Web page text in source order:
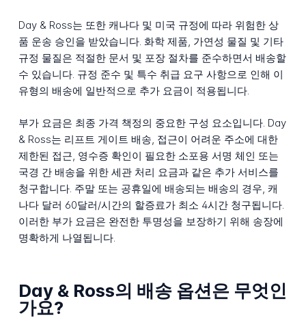
Day & Ross는 또한 캐나다 및 미국 규정에 따라 위험한 상
품 운송 승인을 받았습니다. 화학 제품, 가연성 물질 및 기타
규정 물질은 적절한 문서 및 포장 절차를 준수하면서 배송할
수 있습니다. 규정 준수 및 특수 취급 요구 사항으로 인해 이
유형의 배송에 일반적으로 추가 요금이 적용됩니다.
부가 요금은 최종 가격 책정의 중요한 구성 요소입니다. Day
& Ross는 리프트 게이트 배송, 접근이 어려운 주소에 대한
제한된 접근, 영수증 확인이 필요한 소포용 서명 체인 또는
국경 간 배송을 위한 세관 처리 요금과 같은 추가 서비스를
청구합니다. 주말 또는 공휴일에 배송되는 배송의 경우, 캐
나다 달러 60달러/시간의 할증료가 최소 4시간 청구됩니다.
이러한 부가 요금은 완전한 투명성을 보장하기 위해 송장에
명확하게 나열됩니다.
Day & Ross의 배송 옵션은 무엇인
가요?